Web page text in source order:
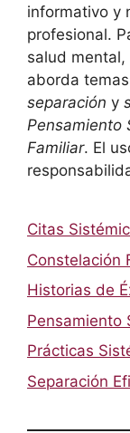
informativo y
profesional.
salud mental,
aborda
separación y
Pensamiento
Familiar. El
Citas
Constelación
Historias de
Pensamiento
Prácticas
Separación